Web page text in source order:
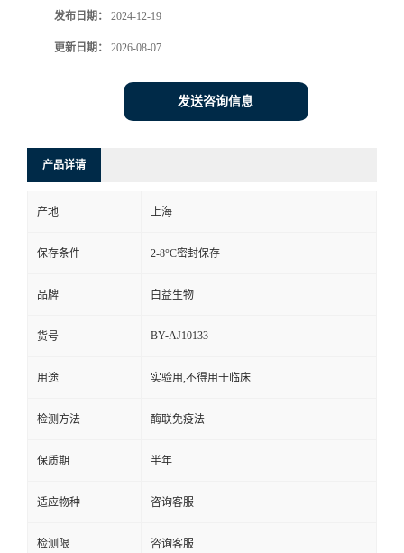
发布日期： 2024-12-19
更新日期： 2026-08-07
发送咨询信息
产品详请
产地 上海
保存条件 2-8°C密封保存
品牌 白益生物
货号 BY-AJ10133
用途 实验用,不得用于临床
检测方法 酶联免疫法
保质期 半年
适应物种 咨询客服
检测限 咨询客服